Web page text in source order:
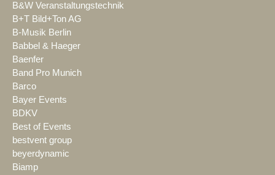
B&W Veranstaltungstechnik
B+T Bild+Ton AG
B-Musik Berlin
Babbel & Haeger
Baenfer
Band Pro Munich
Barco
Bayer Events
BDKV
Best of Events
bestvent group
beyerdynamic
Biamp